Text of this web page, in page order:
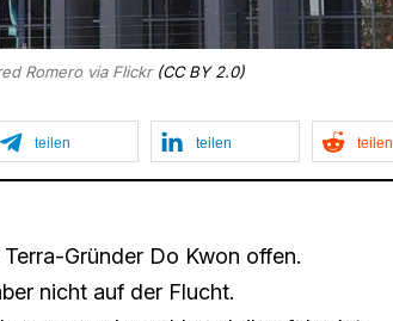
Romero via Flickr (CC BY 2.0)
teilen teilen teilen
Gründer Do Kwon offen.
nicht auf der Flucht.